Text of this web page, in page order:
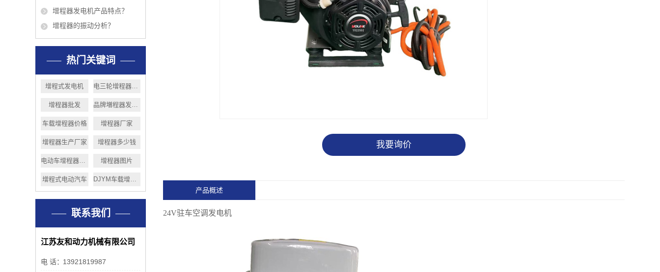
增程器发电机产品特点？
增程器的振动分析？
热门关键词
增程式发电机 电三轮增程器安装
增程器批发
车载增程器价格 增程器厂家
增程器生产厂家 增程器多少钱
增程器图片
增程式电动汽车
联系我们
江苏友和动力机械有限公司
电 话： 13921819987
我要询价
产品概述
24V驻车空调发电机